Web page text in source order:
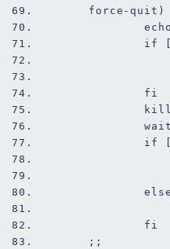
69.
        force-quit)
70.
echo
71.
if
72.
73.
74.
fi
75.
kill
76.
wait
77.
if
78.
79.
80.
else
81.
82.
fi
83.
        ;;